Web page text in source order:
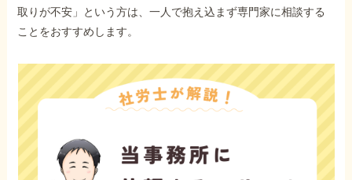
取りが不安」という方は、一人で抱え込まず専門家に相談する
ことをおすすめします。